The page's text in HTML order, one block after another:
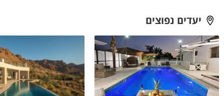
יעדים נפוצים